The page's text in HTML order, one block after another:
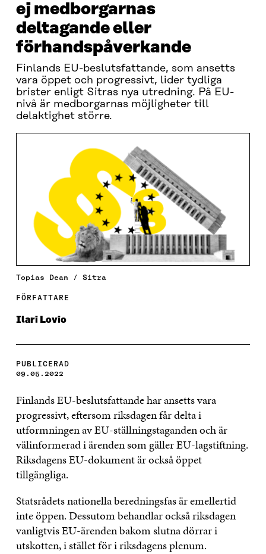
ej medborgarnas
deltagande eller
förhandspåverkande
Finlands EU-beslutsfattande, som ansetts
vara öppet och progressivt, lider tydliga
brister enligt Sitras nya utredning. På EU-
nivå är medborgarnas möjligheter till
delaktighet större.
Topias Dean / Sitra
FÖRFATTARE
Ilari Lovio
PUBLICERAD
09.05.2022
Finlands EU-beslutsfattande har ansetts vara
progressivt, eftersom riksdagen får delta i
utformningen av EU-ställningstaganden och är
välinformerad i ärenden som gäller EU-lagstiftning.
Riksdagens EU-dokument är också öppet
tillgängliga.
Statsrådets nationella beredningsfas är emellertid
inte öppen. Dessutom behandlar också riksdagen
vanligtvis EU-ärenden bakom slutna dörrar i
utskotten, i stället för i riksdagens plenum.